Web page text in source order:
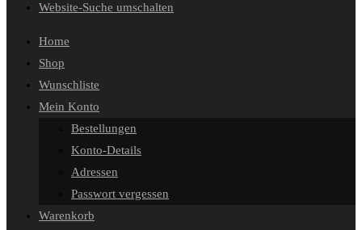
Website-Suche umschalten
Home
Shop
Wunschliste
Mein Konto
Bestellungen
Konto-Details
Adressen
Passwort vergessen
Warenkorb